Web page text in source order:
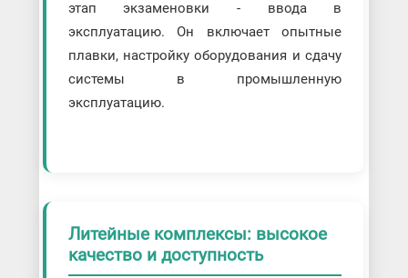
этап экзаменовки - ввода в
эксплуатацию. Он включает опытные
плавки, настройку оборудования и сдачу
системы в промышленную
эксплуатацию.
Литейные комплексы: высокое
качество и доступность